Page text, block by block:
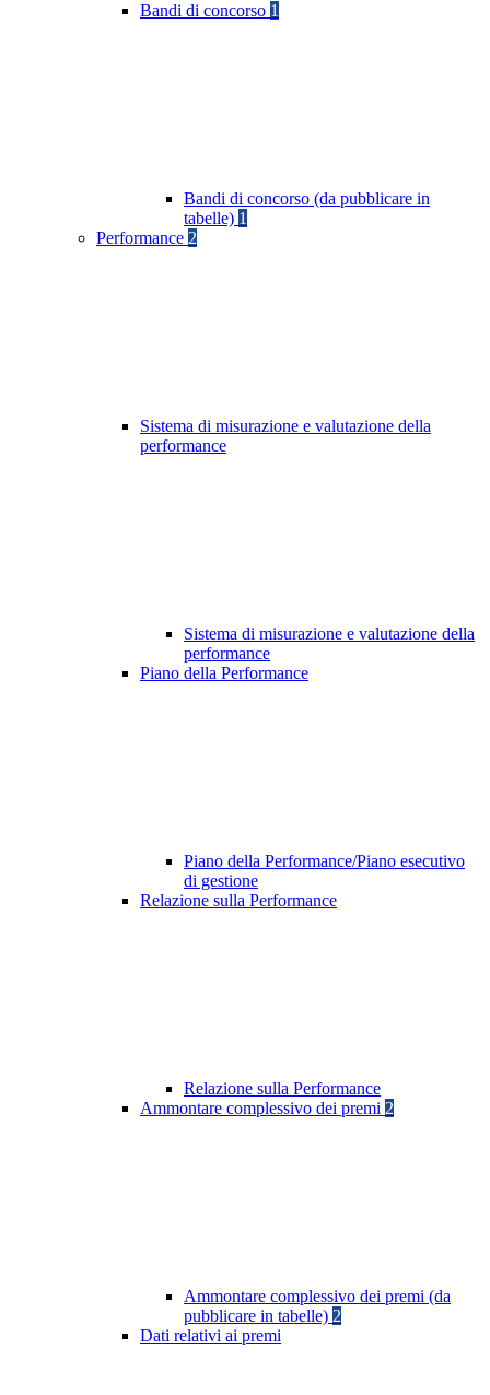
Bandi di concorso 1
Bandi di concorso (da pubblicare in
tabelle) 1
Performance 2
Sistema di misurazione e valutazione della
performance
Sistema di misurazione e valutazione della
performance
Piano della Performance
Piano della Performance/Piano esecutivo
di gestione
Relazione sulla Performance
Relazione sulla Performance
Ammontare complessivo dei premi 2
Ammontare complessivo dei premi (da
pubblicare in tabelle) 2
Dati relativi ai premi